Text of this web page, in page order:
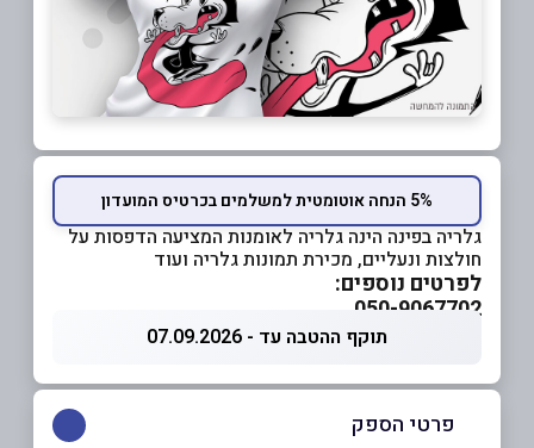
5% הנחה אוטומטית למשלמים בכרטיס המועדון
גלריה בפינה הינה גלריה לאומנות המציעה הדפסות על
חולצות ונעליים, מכירת תמונות גלריה ועוד
לפרטים נוספים:
050-9067702
תוקף ההטבה עד - 07.09.2026
פרטי הספק